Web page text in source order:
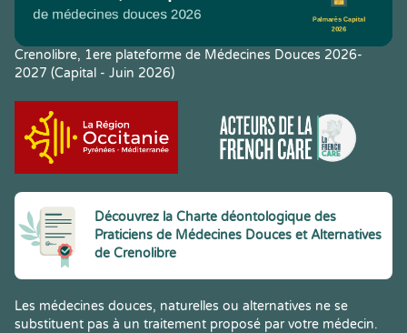
Crenolibre, 1ere plateforme de Médecines Douces 2026-
2027 (Capital - Juin 2026)
Découvrez la Charte déontologique des
Praticiens de Médecines Douces et Alternatives
de Crenolibre
Les médecines douces, naturelles ou alternatives ne se
substituent pas à un traitement proposé par votre médecin.